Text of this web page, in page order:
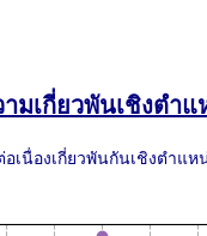
มเกี่ยวพันเชิงตำ
นื่องเกี่ยวพันกันเชิงตำแ